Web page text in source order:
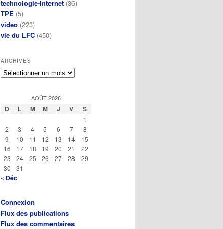
technologie-Internet (36)
TPE (5)
video (223)
vie du LFC (450)
ARCHIVES
Archives
AOÛT 2026
D L M M J V S
1
2
3 4 5 6 7
8
9
10 11 12 13 14
15
16
17 18 19 20 21
22
23
24 25 26 27 28
29
30
31
« Déc
Connexion
Flux des publications
Flux des commentaires